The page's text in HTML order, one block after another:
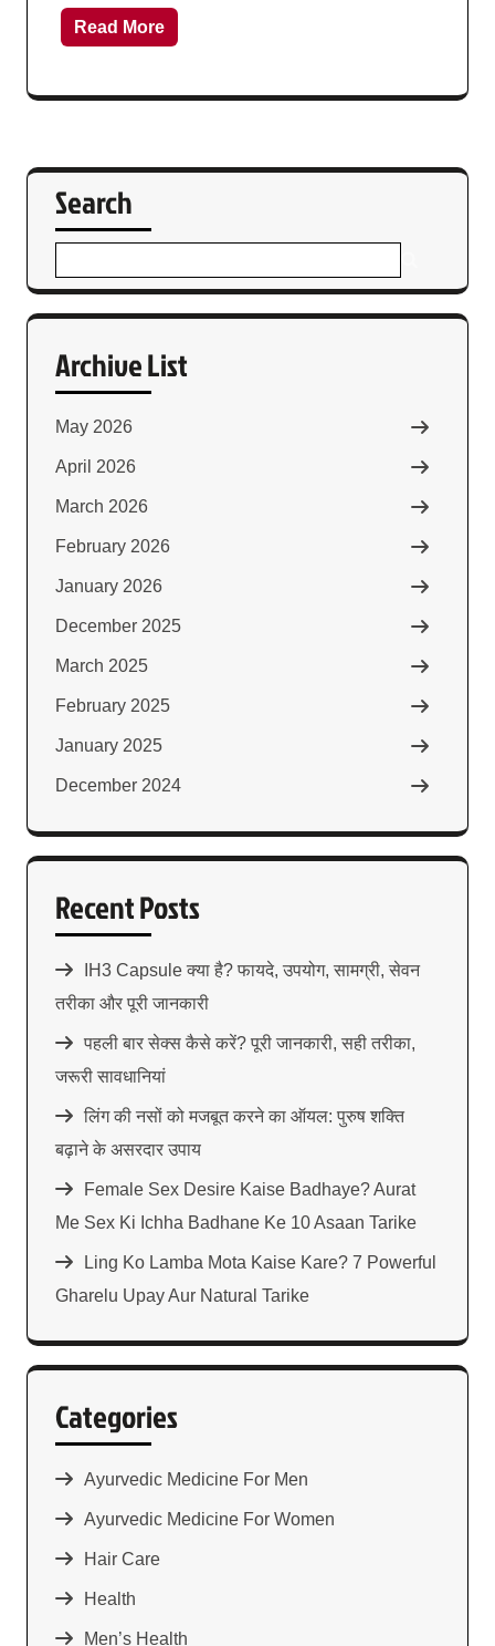
Read More
Search
Archive List
May 2026
April 2026
March 2026
February 2026
January 2026
December 2025
March 2025
February 2025
January 2025
December 2024
Recent Posts
IH3 Capsule क्या है? फायदे, उपयोग, सामग्री, सेवन
तरीका और पूरी जानकारी
पहली बार सेक्स कैसे करें? पूरी जानकारी, सही तरीका,
जरूरी सावधानियां
लिंग की नसों को मजबूत करने का ऑयल: पुरुष शक्ति
बढ़ाने के असरदार उपाय
Female Sex Desire Kaise Badhaye? Aurat
Me Sex Ki Ichha Badhane Ke 10 Asaan Tarike
Ling Ko Lamba Mota Kaise Kare? 7 Powerful
Gharelu Upay Aur Natural Tarike
Categories
Ayurvedic Medicine For Men
Ayurvedic Medicine For Women
Hair Care
Health
Men’s Health